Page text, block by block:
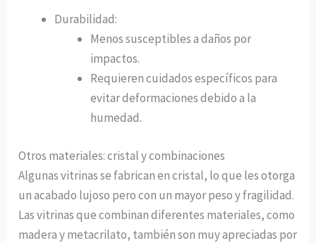
Durabilidad:
Menos susceptibles a daños por
impactos.
Requieren cuidados específicos para
evitar deformaciones debido a la
humedad.
Otros materiales: cristal y combinaciones
Algunas vitrinas se fabrican en cristal, lo que les otorga
un acabado lujoso pero con un mayor peso y fragilidad.
Las vitrinas que combinan diferentes materiales, como
madera y metacrilato, también son muy apreciadas por